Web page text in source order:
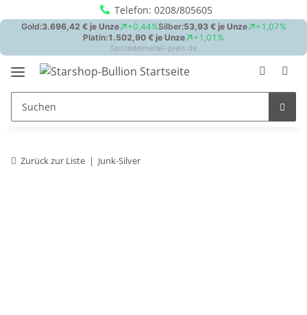
Telefon: 0208/805605
Zurück zur Liste Junk-Silver